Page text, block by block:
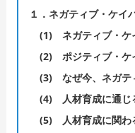
１．ネガティブ・ケイ
(1)
ネガティブ・ケ
(2)
ポジティブ・
(3)
なぜ今、ネガ
(4)
人材育成に通
(5)
人材育成に関